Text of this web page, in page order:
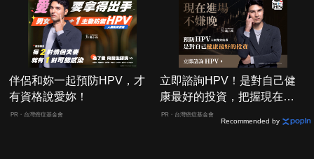
伴侶和妳一起預防HPV，才
有資格說愛妳！
PR・台灣癌症基金會
立即諮詢HPV！是對自己健
康最好的投資，把握現在不
嫌晚！
PR・台灣癌症基金會
Recommended by